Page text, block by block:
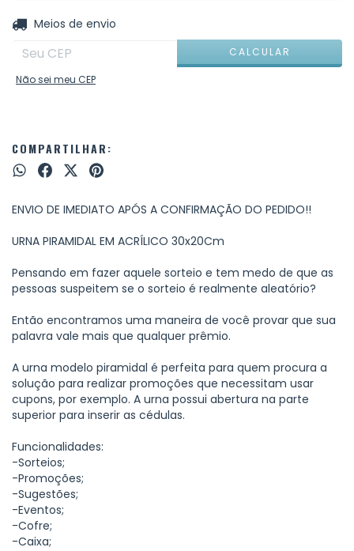
Entregas para o CEP:
Meios de envio
CALCULAR
Não sei meu CEP
COMPARTILHAR:
ENVIO DE IMEDIATO APÓS A CONFIRMAÇÃO DO PEDIDO!!
URNA PIRAMIDAL EM ACRÍLICO 30x20Cm
Pensando em fazer aquele sorteio e tem medo de que as
pessoas suspeitem se o sorteio é realmente aleatório?
Então encontramos uma maneira de você provar que sua
palavra vale mais que qualquer prêmio.
A urna modelo piramidal é perfeita para quem procura a
solução para realizar promoções que necessitam usar
cupons, por exemplo. A urna possui abertura na parte
superior para inserir as cédulas.
Funcionalidades:
-Sorteios;
-Promoções;
-Sugestões;
-Eventos;
-Cofre;
-Caixa;